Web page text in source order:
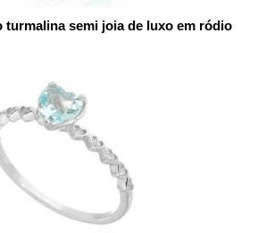
turmalina semi joia de luxo em ródio